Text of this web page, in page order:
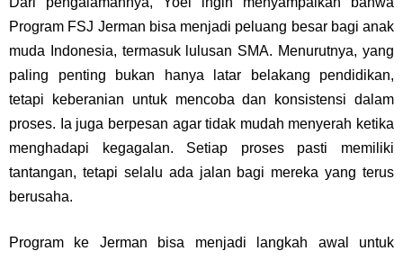
Program FSJ Jerman bisa menjadi peluang besar bagi anak
muda Indonesia, termasuk lulusan SMA. Menurutnya, yang
paling penting bukan hanya latar belakang pendidikan,
tetapi keberanian untuk mencoba dan konsistensi dalam
proses. Ia juga berpesan agar tidak mudah menyerah ketika
menghadapi kegagalan. Setiap proses pasti memiliki
tantangan, tetapi selalu ada jalan bagi mereka yang terus
berusaha.
Program ke Jerman bisa menjadi langkah awal untuk